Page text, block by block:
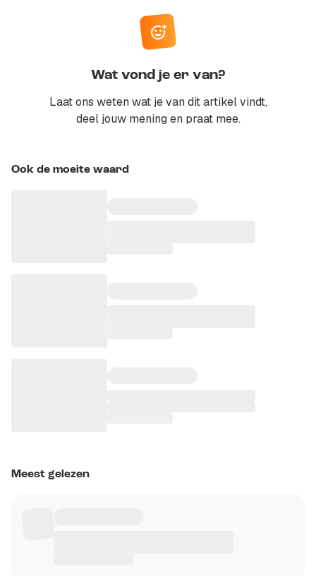
Wat vond je er van?
Laat ons weten wat je van dit artikel vindt,
deel jouw mening en praat mee.
Ook de moeite waard
Meest gelezen